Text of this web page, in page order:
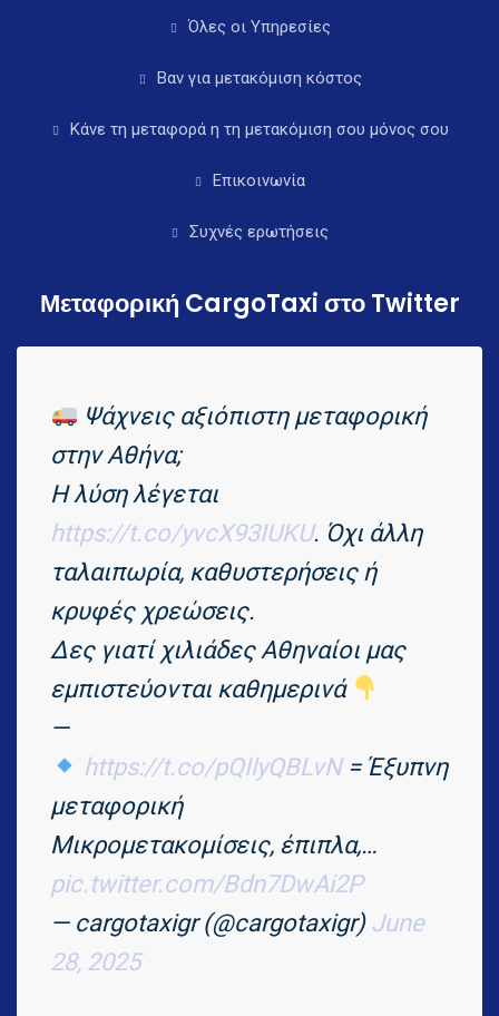
Όλες οι Υπηρεσίες
Βαν για μετακόμιση κόστος
Κάνε τη μεταφορά η τη μετακόμιση σου μόνος σου
Επικοινωνία
Συχνές ερωτήσεις
Μεταφορική CargoTaxi στο Twitter
Ψάχνεις αξιόπιστη μεταφορική
στην Αθήνα;
Η λύση λέγεται
https://t.co/yvcX93IUKU. Όχι άλλη
ταλαιπωρία, καθυστερήσεις ή
κρυφές χρεώσεις.
Δες γιατί χιλιάδες Αθηναίοι μας
εμπιστεύονται καθημερινά
—
https://t.co/pQIlyQBLvN= Έξυπνη
μεταφορική
Μικρομετακομίσεις, έπιπλα,…
pic.twitter.com/Bdn7DwAi2P
— cargotaxigr (@cargotaxigr) June
28, 2025